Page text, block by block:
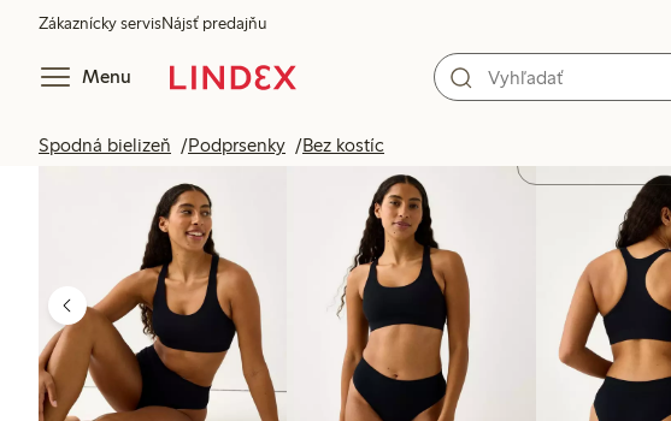
Zákaznícky servisNájsť predajňu
Menu
Spodná bielizeň Podprsenky Bez kostíc